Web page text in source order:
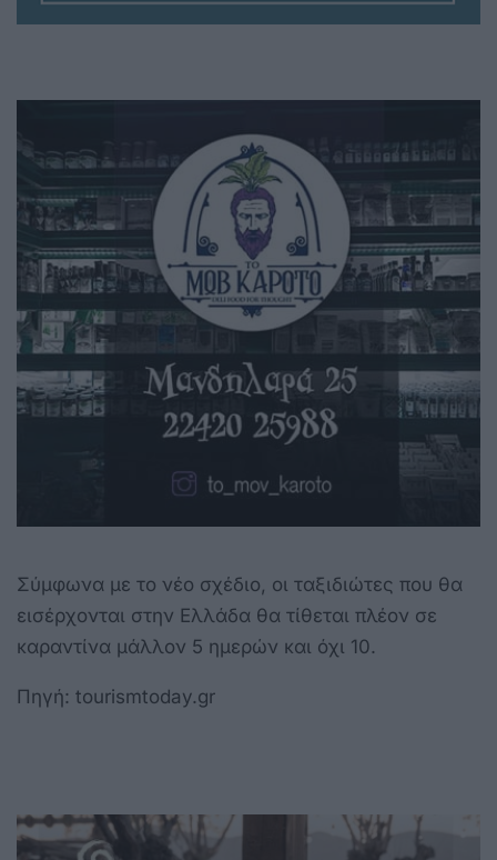
Σύμφωνα με το νέο σχέδιο, οι ταξιδιώτες που θα
εισέρχονται στην Ελλάδα θα τίθεται πλέον σε
καραντίνα μάλλον 5 ημερών και όχι 10.
Πηγή: tourismtoday.gr